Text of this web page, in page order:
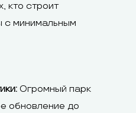
кто строит
с минимальным
Огромный парк
обновление до